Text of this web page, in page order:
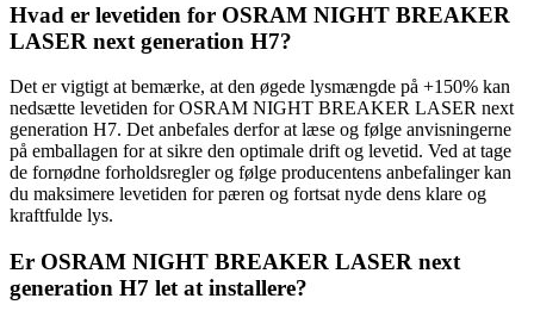
Hvad er levetiden for OSRAM NIGHT BREAKER
LASER next generation H7?
Det er vigtigt at bemærke, at den øgede lysmængde på +150% kan
nedsætte levetiden for OSRAM NIGHT BREAKER LASER next
generation H7. Det anbefales derfor at læse og følge anvisningerne
på emballagen for at sikre den optimale drift og levetid. Ved at tage
de fornødne forholdsregler og følge producentens anbefalinger kan
du maksimere levetiden for pæren og fortsat nyde dens klare og
kraftfulde lys.
Er OSRAM NIGHT BREAKER LASER next
generation H7 let at installere?